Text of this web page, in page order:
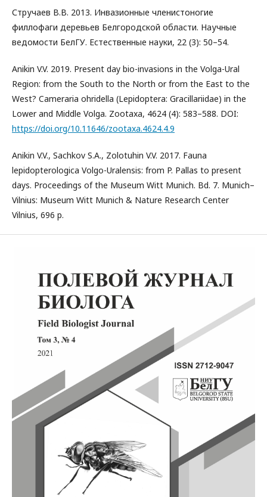
Стручаев В.В. 2013. Инвазионные членистоногие
филлофаги деревьев Белгородской области. Научные
ведомости БелГУ. Естественные науки, 22 (3): 50–54.
Anikin V.V. 2019. Present day bio-invasions in the Volga-Ural
Region: from the South to the North or from the East to the
West? Cameraria ohridella (Lepidoptera: Gracillariidae) in the
Lower and Middle Volga. Zootaxa, 4624 (4): 583–588. DOI:
https://doi.org/10.11646/zootaxa.4624.4.9
Anikin V.V., Sachkov S.A., Zolotuhin V.V. 2017. Fauna
lepidopterologica Volgo-Uralensis: from P. Pallas to present
days. Proceedings of the Museum Witt Munich. Bd. 7. Munich–
Vilnius: Museum Witt Munich & Nature Research Center
Vilnius, 696 p.